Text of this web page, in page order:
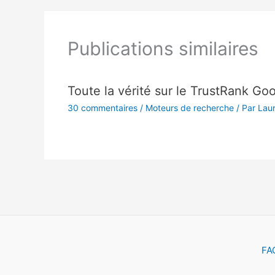
Publications similaires
Toute la vérité sur le TrustRank
30 commentaires / Moteurs de recherche/ Par